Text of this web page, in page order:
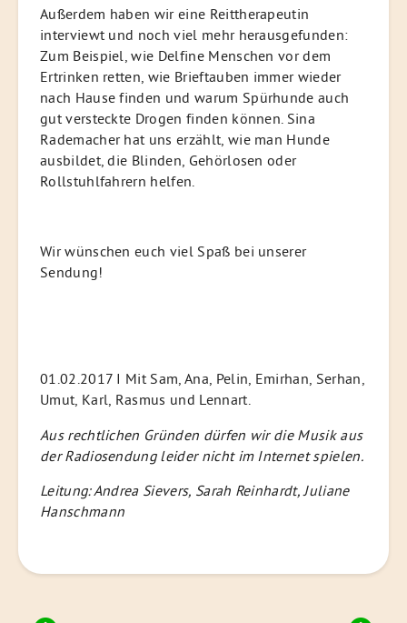
Außerdem haben wir eine Reittherapeutin
interviewt und noch viel mehr herausgefunden:
Zum Beispiel, wie Delfine Menschen vor dem
Ertrinken retten, wie Brieftauben immer wieder
nach Hause finden und warum Spürhunde auch
gut versteckte Drogen finden können. Sina
Rademacher hat uns erzählt, wie man Hunde
ausbildet, die Blinden, Gehörlosen oder
Rollstuhlfahrern helfen.
Wir wünschen euch viel Spaß bei unserer
Sendung!
01.02.2017 I Mit Sam, Ana, Pelin, Emirhan, Serhan,
Umut, Karl, Rasmus und Lennart.
Aus rechtlichen Gründen dürfen wir die Musik aus
der Radiosendung leider nicht im Internet spielen.
Leitung: Andrea Sievers, Sarah Reinhardt, Juliane
Hanschmann